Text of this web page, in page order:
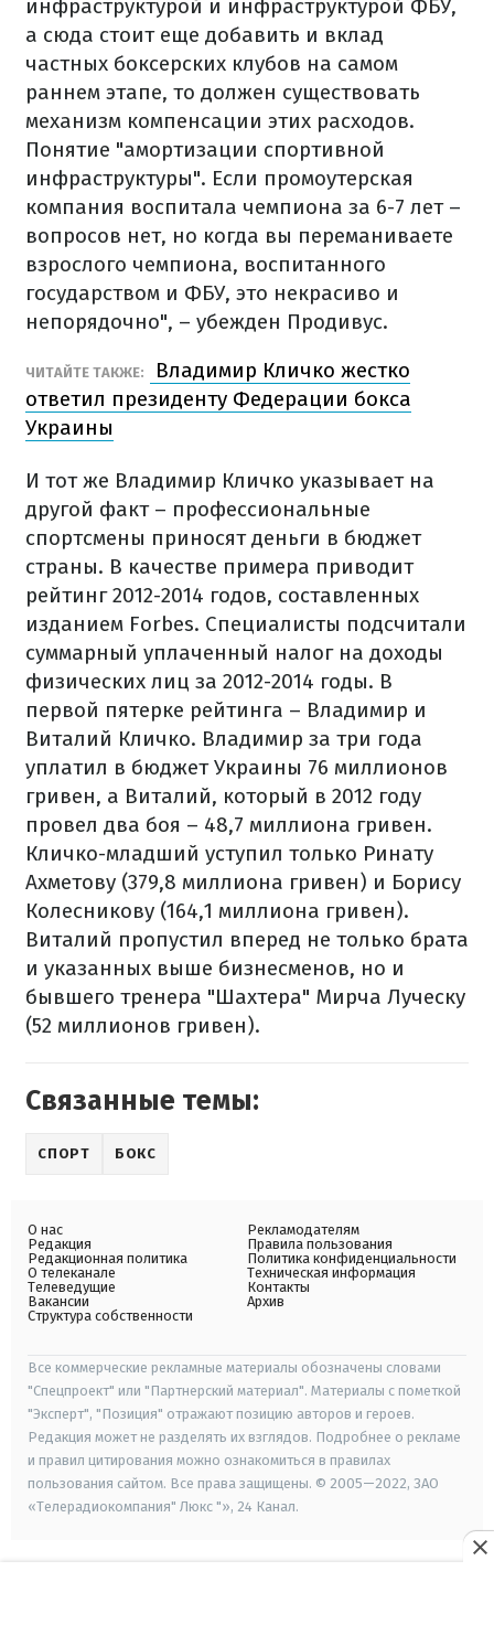
инфраструктурой и инфраструктурой ФБУ,
а сюда стоит еще добавить и вклад
частных боксерских клубов на самом
раннем этапе, то должен существовать
механизм компенсации этих расходов.
Понятие "амортизации спортивной
инфраструктуры". Если промоутерская
компания воспитала чемпиона за 6-7 лет –
вопросов нет, но когда вы переманиваете
взрослого чемпиона, воспитанного
государством и ФБУ, это некрасиво и
непорядочно", – убежден Продивус.
ЧИТАЙТЕ ТАКЖЕ:
Владимир Кличко жестко
ответил президенту Федерации бокса
Украины
И тот же Владимир Кличко указывает на
другой факт – профессиональные
спортсмены приносят деньги в бюджет
страны. В качестве примера приводит
рейтинг 2012-2014 годов, составленных
изданием Forbes. Специалисты подсчитали
суммарный уплаченный налог на доходы
физических лиц за 2012-2014 годы. В
первой пятерке рейтинга – Владимир и
Виталий Кличко. Владимир за три года
уплатил в бюджет Украины 76 миллионов
гривен, а Виталий, который в 2012 году
провел два боя – 48,7 миллиона гривен.
Кличко-младший уступил только Ринату
Ахметову (379,8 миллиона гривен) и Борису
Колесникову (164,1 миллиона гривен).
Виталий пропустил вперед не только брата
и указанных выше бизнесменов, но и
бывшего тренера "Шахтера" Мирча Луческу
(52 миллионов гривен).
Связанные темы:
СПОРТ БОКС
О нас
Редакция
Редакционная политика
О телеканале
Телеведущие
Вакансии
Структура собственности
Рекламодателям
Правила пользования
Политика конфиденциальности
Техническая информация
Контакты
Архив
Все коммерческие рекламные материалы обозначены словами
"Спецпроект" или "Партнерский материал". Материалы с пометкой
"Эксперт", "Позиция" отражают позицию авторов и героев.
Редакция может не разделять их взглядов. Подробнее о рекламе
и правил цитирования можно ознакомиться в правилах
пользования сайтом. Все права защищены. © 2005—2022, ЗАО
«Телерадиокомпания" Люкс "», 24 Канал.